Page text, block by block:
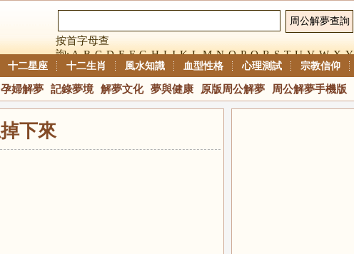
按首字母查
詢:A B C D E F G H I J K L M N O P Q R S T U V W X Y
十二星座 十二生肖 風水知識 血型性格 心理測試 宗教信仰
孕婦解夢 記錄夢境 解夢文化 夢與健康 原版周公解夢 周公解夢手機版
下來